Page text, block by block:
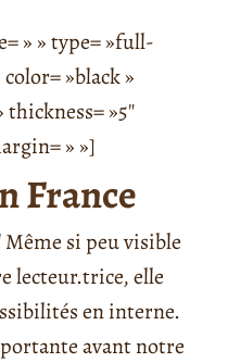
» » type= »full-
»black »
»5″
» »]
France
Même si peu visible
lecteur.trice, elle
en interne.
avant notre